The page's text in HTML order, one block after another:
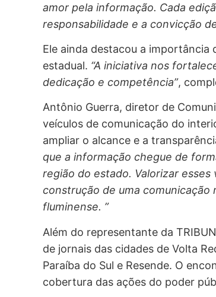
amor pela informação. Cada
responsabilidade e a convicção
Ele ainda destacou a
estadual. “A iniciativa nos
dedicação e competência”,
Antônio Guerra, diretor de
veículos de comunicação do
ampliar o alcance e a
que a informação chegue de
região do estado. Valorizar
construção de uma
fluminense. ”
Além do representante da
de jornais das cidades de Volta
Paraíba do Sul e Resende. O
cobertura das ações do poder